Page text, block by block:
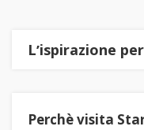
Lʼispirazione
Perchè visita